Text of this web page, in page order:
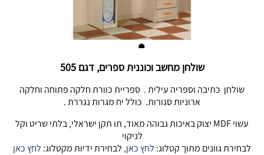
שולחן מחשב וכוננית ספרים, דגם 505
שולחן כתיבה וספריה עילית . ספריית כוורת חלקה פתוחה וחלקה
ארוניות סגורות. כולל יח מגרות נגררת .
עשוי MDF יצוק באיכות גבוהה מאוד, תו תקן ישראלי, בלתי שריט וקל
לניקוי
לבחירת גוונים מתוך קטלוג: לחץ כאן, לבחירת ידיות מקטלוג: לחץ כאן